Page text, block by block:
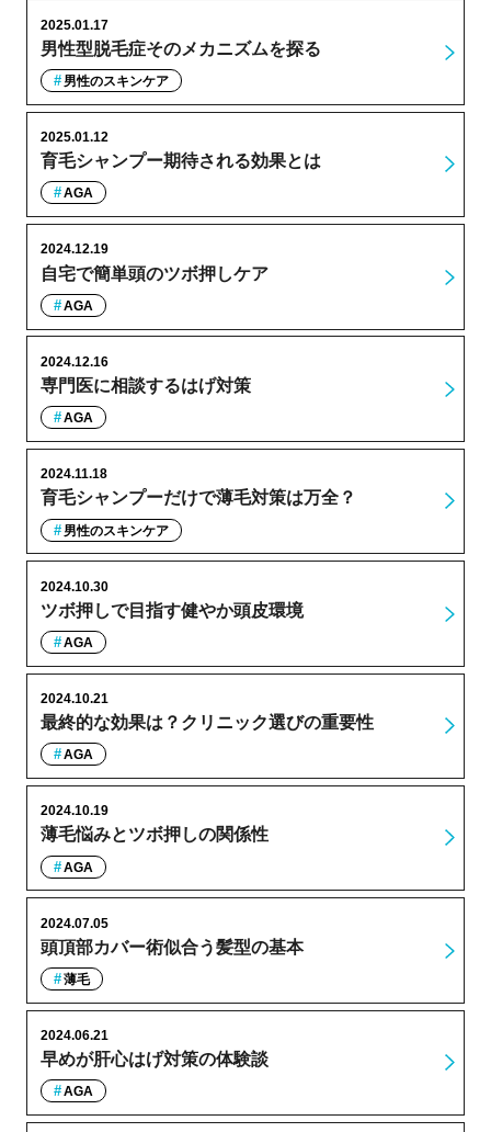
男性型脱毛症そのメカニズムを探る
2025.01.17
男性のスキンケア
育毛シャンプー期待される効果とは
2025.01.12
AGA
自宅で簡単頭のツボ押しケア
2024.12.19
AGA
専門医に相談するはげ対策
2024.12.16
AGA
育毛シャンプーだけで薄毛対策は万全？
2024.11.18
男性のスキンケア
ツボ押しで目指す健やか頭皮環境
2024.10.30
AGA
最終的な効果は？クリニック選びの重要性
2024.10.21
AGA
薄毛悩みとツボ押しの関係性
2024.10.19
AGA
頭頂部カバー術似合う髪型の基本
2024.07.05
薄毛
早めが肝心はげ対策の体験談
2024.06.21
AGA